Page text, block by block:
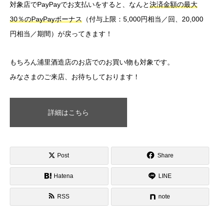
対象店でPayPayでお支払いをすると、なんと決済金額の最大
30％のPayPayボーナス （付与上限：5,000円相当／回、20,000
円相当／期間）が戻ってきます！
もちろん浦里酒造店のお店でのお買い物も対象です。
みなさまのご来店、お待ちしております！
詳細はこちら
Post Share
Hatena LINE
RSS note